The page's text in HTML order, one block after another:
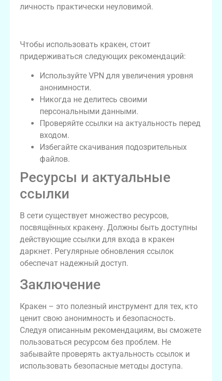
личность практически неуловимой.
Чтобы использовать кракен, стоит
придерживаться следующих рекомендаций:
Используйте VPN для увеличения уровня
анонимности.
Никогда не делитесь своими
персональными данными.
Проверяйте ссылки на актуальность перед
входом.
Избегайте скачивания подозрительных
файлов.
Ресурсы и актуальные
ссылки
В сети существует множество ресурсов,
посвящённых кракену. Должны быть доступны
действующие ссылки для входа в кракен
даркнет. Регулярные обновления ссылок
обеспечат надежный доступ.
Заключение
Кракен – это полезный инструмент для тех, кто
ценит свою анонимность и безопасность.
Следуя описанным рекомендациям, вы сможете
пользоваться ресурсом без проблем. Не
забывайте проверять актуальность ссылок и
использовать безопасные методы доступа.